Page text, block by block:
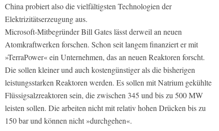
China probiert also die vielfältigsten Technologien der
Elektrizitätserzeugung aus.
Microsoft-Mitbegründer Bill Gates lässt derweil an neuen
Atomkraftwerken forschen. Schon seit langem finanziert er mit
»TerraPower« ein Unternehmen, das an neuen Reaktoren forscht.
Die sollen kleiner und auch kostengünstiger als die bisherigen
leistungsstarken Reaktoren werden. Es sollen mit Natrium gekühlte
Flüssigsalzreaktoren sein, die zwischen 345 und bis zu 500 MW
leisten sollen. Die arbeiten nicht mit relativ hohen Drücken bis zu
150 bar und können nicht »durchgehen«.